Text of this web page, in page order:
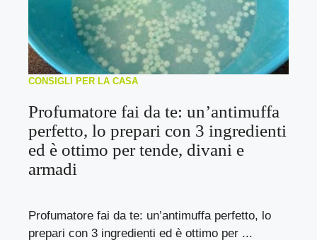
CONSIGLI PER LA CASA
Profumatore fai da te: un’antimuffa
perfetto, lo prepari con 3 ingredienti
ed è ottimo per tende, divani e
armadi
Profumatore fai da te: un’antimuffa perfetto, lo
prepari con 3 ingredienti ed è ottimo per ...